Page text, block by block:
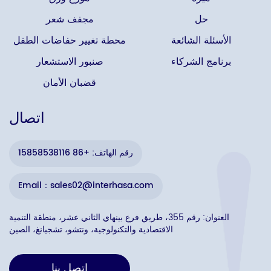
مجفف شعر
محطة تغيير حفاضات الطفل
صنبور الاستشعار
قضبان الأمان
حل
الأسئلة الشائعة
برنامج الشركاء
اتصال
رقم الهاتف: +86 15858538116
Email：sales02@interhasa.com
العنوان: رقم 355، طريق فرع بينهاي الثاني عشر، منطقة التنمية
الاقتصادية والتكنولوجية، ونتشو، تشجيانغ، الصين